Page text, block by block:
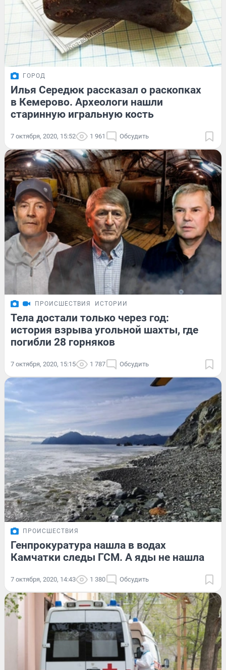
ГОРОД
Илья Середюк рассказал о раскопках
в Кемерово. Археологи нашли
старинную игральную кость
7 октября, 2020, 15:52 1 961 Обсудить
ПРОИСШЕСТВИЯ ИСТОРИИ
Тела достали только через год:
история взрыва угольной шахты, где
погибли 28 горняков
7 октября, 2020, 15:15 1 787 Обсудить
ПРОИСШЕСТВИЯ
Генпрокуратура нашла в водах
Камчатки следы ГСМ. А яды не нашла
7 октября, 2020, 14:43 1 380 Обсудить